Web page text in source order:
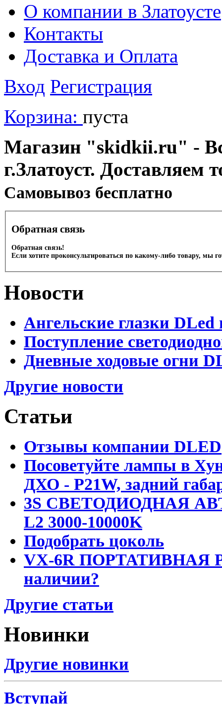
О компании в Златоусте
Контакты
Доставка и Оплата
Вход Регистрация
Корзина: пуста
Магазин "skidkii.ru" -
г.Златоуст.
Cамовывоз бесплатно
Обратная связь
Обратная связь!
Если хотите проконсультироваться по какому-либо товару, мы
Новости
Ангельские глазки DLed
Поступление
Дневные ходовые огни
Другие новости
Статьи
Отзывы компании DLED
Посоветуйте лампы в
ДХО - P21W, задний
3S СВЕТОДИОДНАЯ
L2 3000-10000K
Подобрать цоколь
VX-6R ПОРТАТИВНАЯ
наличии?
Другие статьи
Новинки
Другие новинки
Вступай